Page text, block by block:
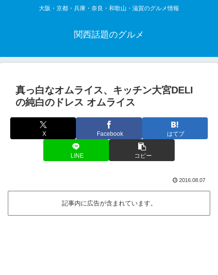
大阪・京都・兵庫・奈良・和歌山・滋賀のグルメ情報
関西話題のグルメ
真っ白なオムライス、キッチン大宮DELI
の純白のドレス オムライス
X Facebook はてブ
LINE コピー
2016.08.07
記事内に広告が含まれています。